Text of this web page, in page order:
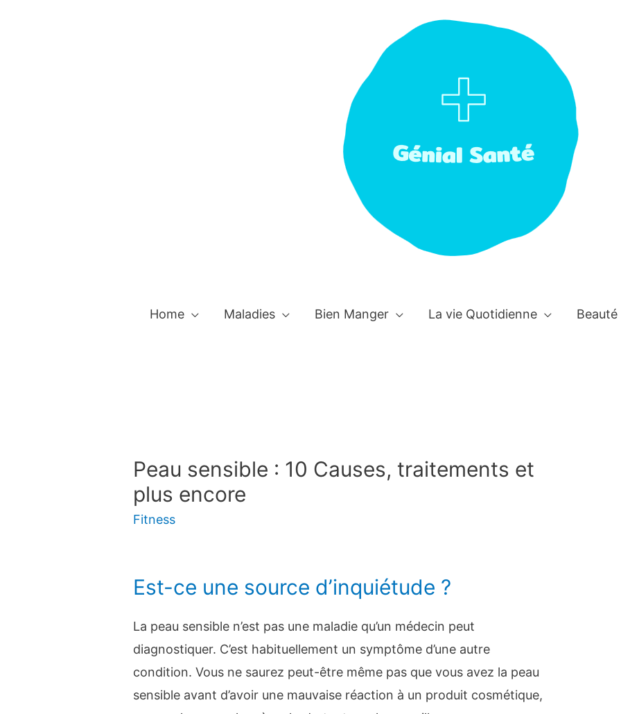
Home Maladies Bien Manger La vie Quotidienne Beauté
Peau sensible : 10 Causes, traitements et
plus encore
Fitness
Est-ce une source d’inquiétude ?
La peau sensible n’est pas une maladie qu’un médecin peut
diagnostiquer. C’est habituellement un symptôme d’une autre
condition. Vous ne saurez peut-être même pas que vous avez la peau
sensible avant d’avoir une mauvaise réaction à un produit cosmétique,